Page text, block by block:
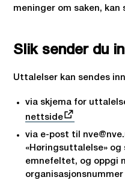
meninger om saken, kan
Slik sender du
Uttalelser kan sendes
via skjema for
nettside
via e-post til
«Høringsuttalelse» og
emnefeltet, og oppgi